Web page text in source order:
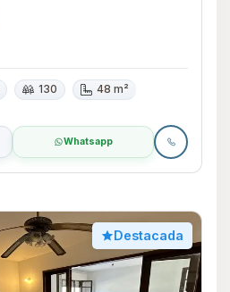
130 48 m²
Whatsapp
Destacada